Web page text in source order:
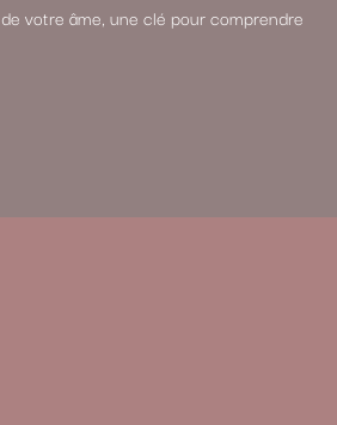
votre âme, une clé pour comprendre